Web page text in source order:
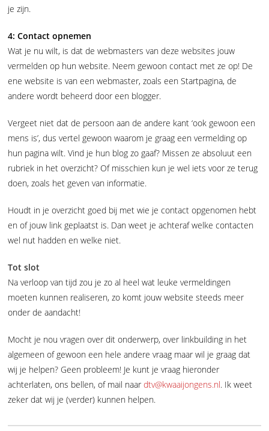
je zijn.
4: Contact opnemen
Wat je nu wilt, is dat de webmasters van deze websites jouw
vermelden op hun website. Neem gewoon contact met ze op! De
ene website is van een webmaster, zoals een Startpagina, de
andere wordt beheerd door een blogger.
Vergeet niet dat de persoon aan de andere kant ‘ook gewoon een
mens is’, dus vertel gewoon waarom je graag een vermelding op
hun pagina wilt. Vind je hun blog zo gaaf? Missen ze absoluut een
rubriek in het overzicht? Of misschien kun je wel iets voor ze terug
doen, zoals het geven van informatie.
Houdt in je overzicht goed bij met wie je contact opgenomen hebt
en of jouw link geplaatst is. Dan weet je achteraf welke contacten
wel nut hadden en welke niet.
Tot slot
Na verloop van tijd zou je zo al heel wat leuke vermeldingen
moeten kunnen realiseren, zo komt jouw website steeds meer
onder de aandacht!
Mocht je nou vragen over dit onderwerp, over linkbuilding in het
algemeen of gewoon een hele andere vraag maar wil je graag dat
wij je helpen? Geen probleem! Je kunt je vraag hieronder
achterlaten, ons bellen, of mail naardtv@kwaaijongens.nl. Ik weet
zeker dat wij je (verder) kunnen helpen.